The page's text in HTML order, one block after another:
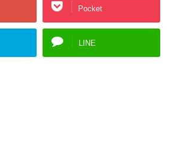
Pocket
LINE